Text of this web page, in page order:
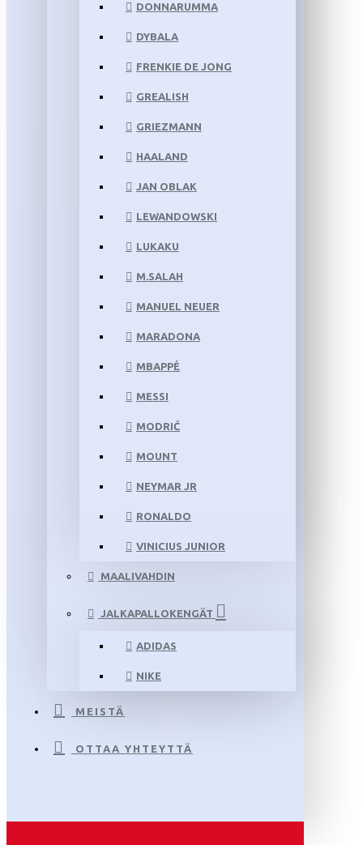
DONNARUMMA
DYBALA
FRENKIE DE JONG
GREALISH
GRIEZMANN
HAALAND
JAN OBLAK
LEWANDOWSKI
LUKAKU
M.SALAH
MANUEL NEUER
MARADONA
MBAPPÉ
MESSI
MODRIĆ
MOUNT
NEYMAR JR
RONALDO
VINICIUS JUNIOR
MAALIVAHDIN
JALKAPALLOKENGÄT
ADIDAS
NIKE
MEISTÄ
OTTAA YHTEYTTÄ